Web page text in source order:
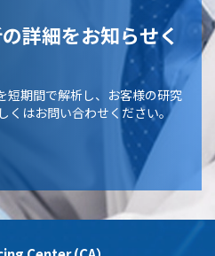
詳細をお知らせく
短期間で解析し、お客様の研究
はお問い合わせください。